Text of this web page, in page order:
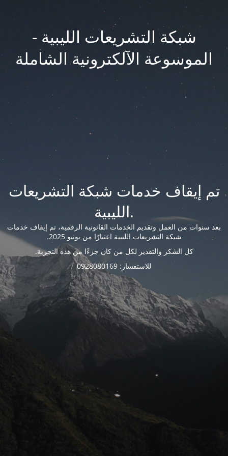
شبكة التشريعات الليبية -
الموسوعة الآلكترونية الشاملة
تم إيقاف خدمات شبكة التشريعات
الليبية.
بعد سنوات من العمل وتقديم الخدمات القانونية الرقمية، تم إيقاف خدمات
شبكة التشريعات الليبية اعتبارًا من يونيو 2025.
كل الشكر والتقدير لكل من كان جزءًا من هذه التجربة.
للاستفسار: 0928080169